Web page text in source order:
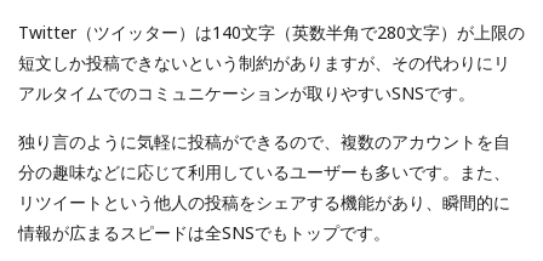
Twitter（ツイッター）は140文字（英数半角で280文字）が上限の
短文しか投稿できないという制約がありますが、その代わりにリ
アルタイムでのコミュニケーションが取りやすいSNSです。
独り言のように気軽に投稿ができるので、複数のアカウントを自
分の趣味などに応じて利用しているユーザーも多いです。また、
リツイートという他人の投稿をシェアする機能があり、瞬間的に
情報が広まるスピードは全SNSでもトップです。